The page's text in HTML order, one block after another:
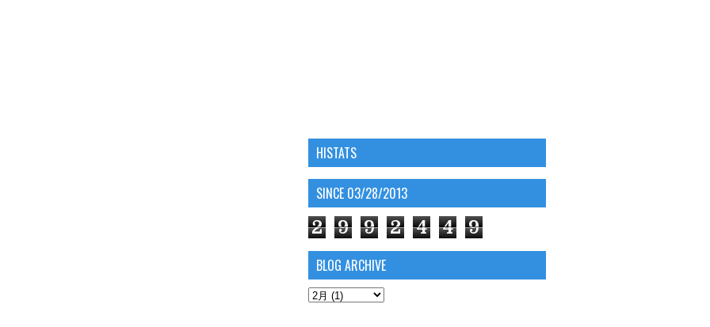
HISTATS
SINCE 03/28/2013
2 9 9 2 4 4 9
BLOG ARCHIVE